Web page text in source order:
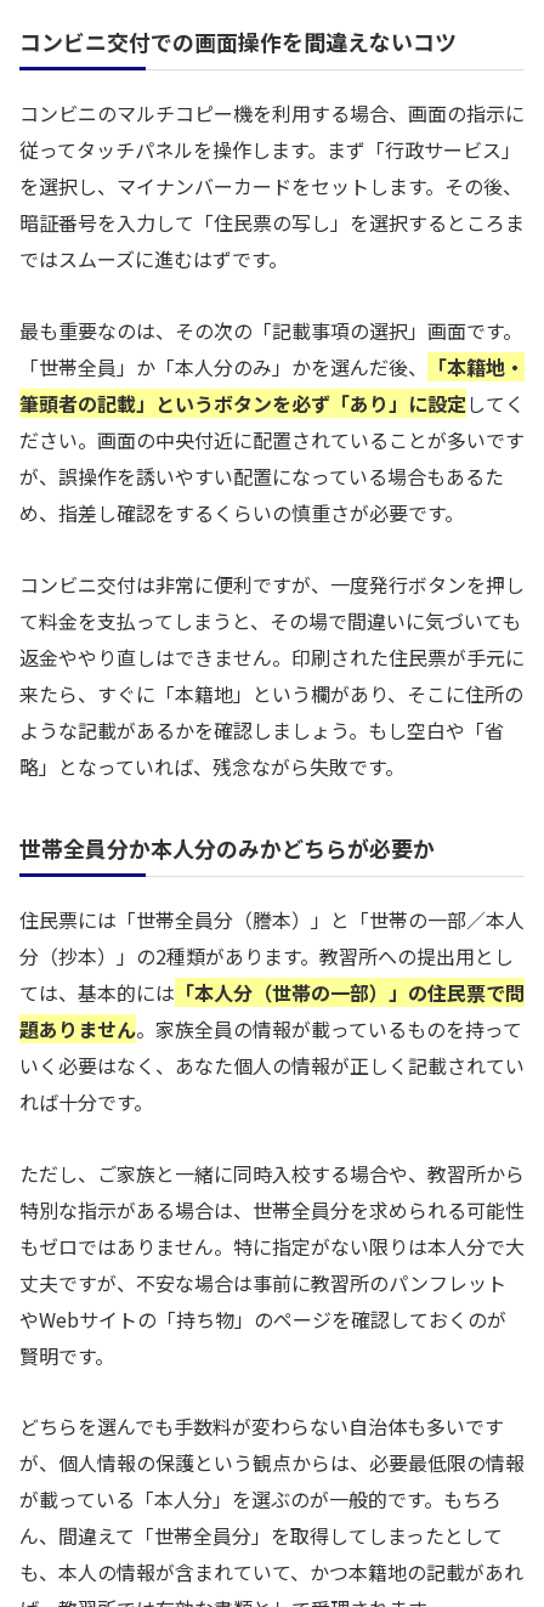
コンビニ交付での画面操作を間違えないコツ
コンビニのマルチコピー機を利用する場合、画面の指示に
従ってタッチパネルを操作します。まず「行政サービス」
を選択し、マイナンバーカードをセットします。その後、
暗証番号を入力して「住民票の写し」を選択するところま
ではスムーズに進むはずです。
最も重要なのは、その次の「記載事項の選択」画面です。
「世帯全員」か「本人分のみ」かを選んだ後、
「本籍地・
筆頭者の記載」というボタンを必ず「あり」に設定してく
ださい。画面の中央付近に配置されていることが多いです
が、誤操作を誘いやすい配置になっている場合もあるた
め、指差し確認をするくらいの慎重さが必要です。
コンビニ交付は非常に便利ですが、一度発行ボタンを押し
て料金を支払ってしまうと、その場で間違いに気づいても
返金ややり直しはできません。印刷された住民票が手元に
来たら、すぐに「本籍地」という欄があり、そこに住所の
ような記載があるかを確認しましょう。もし空白や「省
略」となっていれば、残念ながら失敗です。
世帯全員分か本人分のみかどちらが必要か
住民票には「世帯全員分（謄本）」と「世帯の一部／本人
分（抄本）」の2種類があります。教習所への提出用とし
ては、基本的には 「本人分（世帯の一部）」の住民票で問
題ありません。家族全員の情報が載っているものを持って
いく必要はなく、あなた個人の情報が正しく記載されてい
れば十分です。
ただし、ご家族と一緒に同時入校する場合や、教習所から
特別な指示がある場合は、世帯全員分を求められる可能性
もゼロではありません。特に指定がない限りは本人分で大
丈夫ですが、不安な場合は事前に教習所のパンフレット
やWebサイトの「持ち物」のページを確認しておくのが
賢明です。
どちらを選んでも手数料が変わらない自治体も多いです
が、個人情報の保護という観点からは、必要最低限の情報
が載っている「本人分」を選ぶのが一般的です。もちろ
ん、間違えて「世帯全員分」を取得してしまったとして
も、本人の情報が含まれていて、かつ本籍地の記載があれ